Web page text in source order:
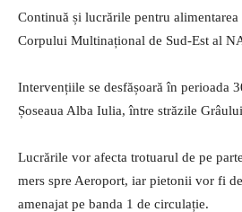
Continuă și lucrările pentru alimentarea
Corpului Multinațional de Sud-Est al
Intervențiile se desfășoară în perioada
Șoseaua Alba Iulia, între străzile
Lucrările vor afecta trotuarul de pe
mers spre Aeroport, iar pietonii vor fi
amenajat pe banda 1 de circulație.